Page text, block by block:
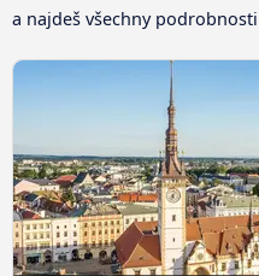
a najdeš všechny